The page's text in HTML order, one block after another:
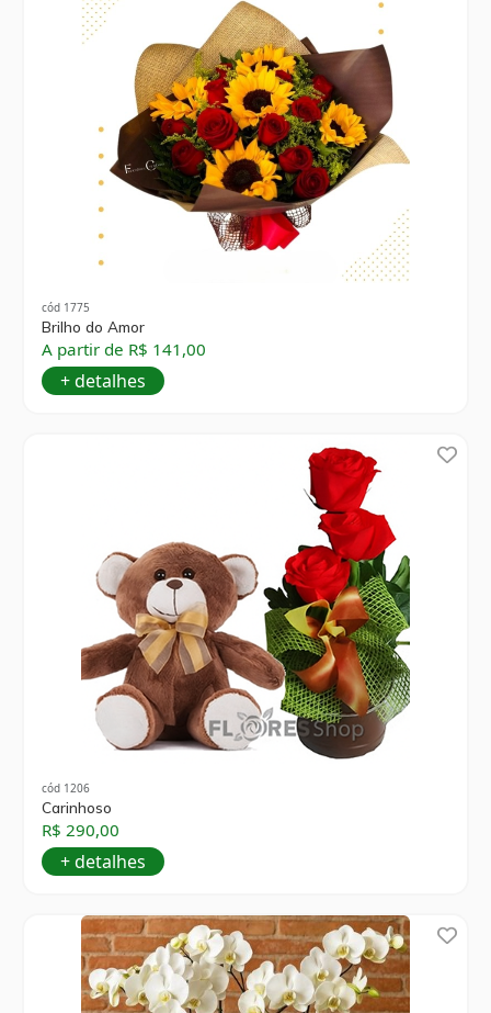
cód 1775
Brilho do Amor
A partir de R$ 141,00
+ detalhes
cód 1206
Carinhoso
R$ 290,00
+ detalhes